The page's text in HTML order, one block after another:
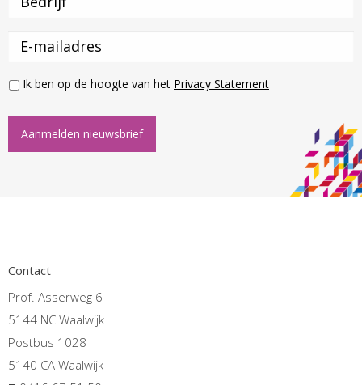
Ik ben op de hoogte van het Privacy Statement
Aanmelden nieuwsbrief
Contact
Prof. Asserweg 6
5144 NC Waalwijk
Postbus 1028
5140 CA Waalwijk